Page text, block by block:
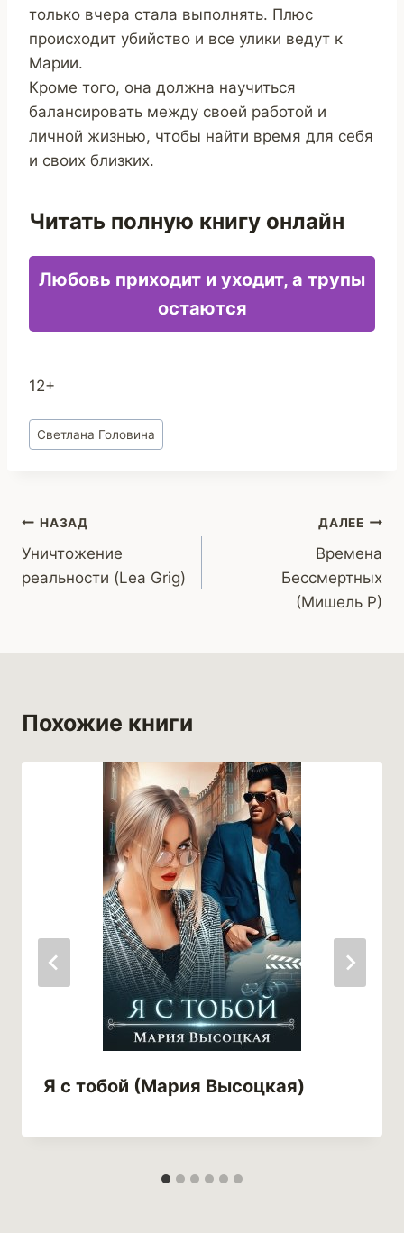
только вчера стала выполнять. Плюс
происходит убийство и все улики ведут к
Марии.
Кроме того, она должна научиться
балансировать между своей работой и
личной жизнью, чтобы найти время для себя
и своих близких.
Читать полную книгу онлайн
Любовь приходит и уходит, а трупы
остаются
12+
Метки
записи:
Светлана Головина
Навигация
по
записям
НАЗАД
Уничтожение
реальности (Lea Grig)
ДАЛЕЕ
Времена
Бессмертных
(Мишель Р)
Похожие книги
Я с тобой (Мария Высоцкая)